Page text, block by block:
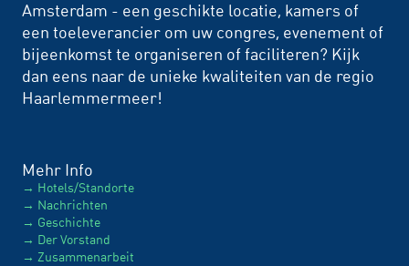
Amsterdam - een geschikte locatie, kamers of
een toeleverancier om uw congres, evenement of
bijeenkomst te organiseren of faciliteren? Kijk
dan eens naar de unieke kwaliteiten van de regio
Haarlemmermeer!
Mehr Info
Hotels/Standorte
Nachrichten
Geschichte
Der Vorstand
Zusammenarbeit